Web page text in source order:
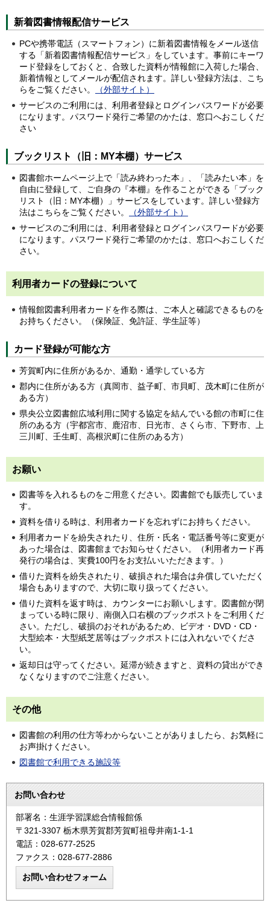
新着図書情報配信サービス
PCや携帯電話（スマートフォン）に新着図書情報をメール送信
する「新着図書情報配信サービス」をしています。事前にキーワ
ード登録をしておくと、合致した資料が情報館に入荷した場合、
新着情報としてメールが配信されます。詳しい登録方法は、こち
らをご覧ください。
（外部サイト）
サービスのご利用には、利用者登録とログインパスワードが必要
になります。パスワード発行ご希望のかたは、窓口へおこしくだ
さい
ブックリスト（旧：MY本棚）サービス
図書館ホームページ上で「読み終わった本」、「読みたい本」を
自由に登録して、ご自身の『本棚』を作ることができる「ブック
リスト（旧：MY本棚）」サービスをしています。詳しい登録方
法はこちらをご覧ください。
（外部サイト）
サービスのご利用には、利用者登録とログインパスワードが必要
になります。パスワード発行ご希望のかたは、窓口へおこしくだ
さい。
利用者カードの登録について
情報館図書利用者カードを作る際は、ご本人と確認できるものを
お持ちください。（保険証、免許証、学生証等）
カード登録が可能な方
芳賀町内に住所があるか、通勤・通学している方
郡内に住所がある方（真岡市、益子町、市貝町、茂木町に住所が
ある方）
県央公立図書館広域利用に関する協定を結んでいる館の市町に住
所のある方（宇都宮市、鹿沼市、日光市、さくら市、下野市、上
三川町、壬生町、高根沢町に住所のある方）
お願い
図書等を入れるものをご用意ください。図書館でも販売していま
す。
資料を借りる時は、利用者カードを忘れずにお持ちください。
利用者カードを紛失されたり、住所・氏名・電話番号等に変更が
あった場合は、図書館までお知らせください。（利用者カード再
発行の場合は、実費100円をお支払いいただきます。）
借りた資料を紛失されたり、破損された場合は弁償していただく
場合もありますので、大切に取り扱ってください。
借りた資料を返す時は、カウンターにお願いします。図書館が閉
まっている時に限り、南側入口右横のブックポストをご利用くだ
さい。ただし、破損のおそれがあるため、ビデオ・DVD・CD・
大型絵本・大型紙芝居等はブックポストには入れないでくださ
い。
返却日は守ってください。延滞が続きますと、資料の貸出ができ
なくなりますのでご注意ください。
その他
図書館の利用の仕方等わからないことがありましたら、お気軽に
お声掛けください。
図書館で利用できる施設等
お問い合わせ
部署名：生涯学習課総合情報館係
〒321-3307 栃木県芳賀郡芳賀町祖母井南1-1-1
電話：028-677-2525
ファクス：028-677-2886